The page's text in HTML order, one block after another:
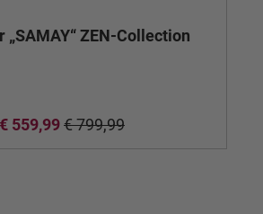
„SAMAY“ ZEN-Collection
€ 559,99€ 799,99